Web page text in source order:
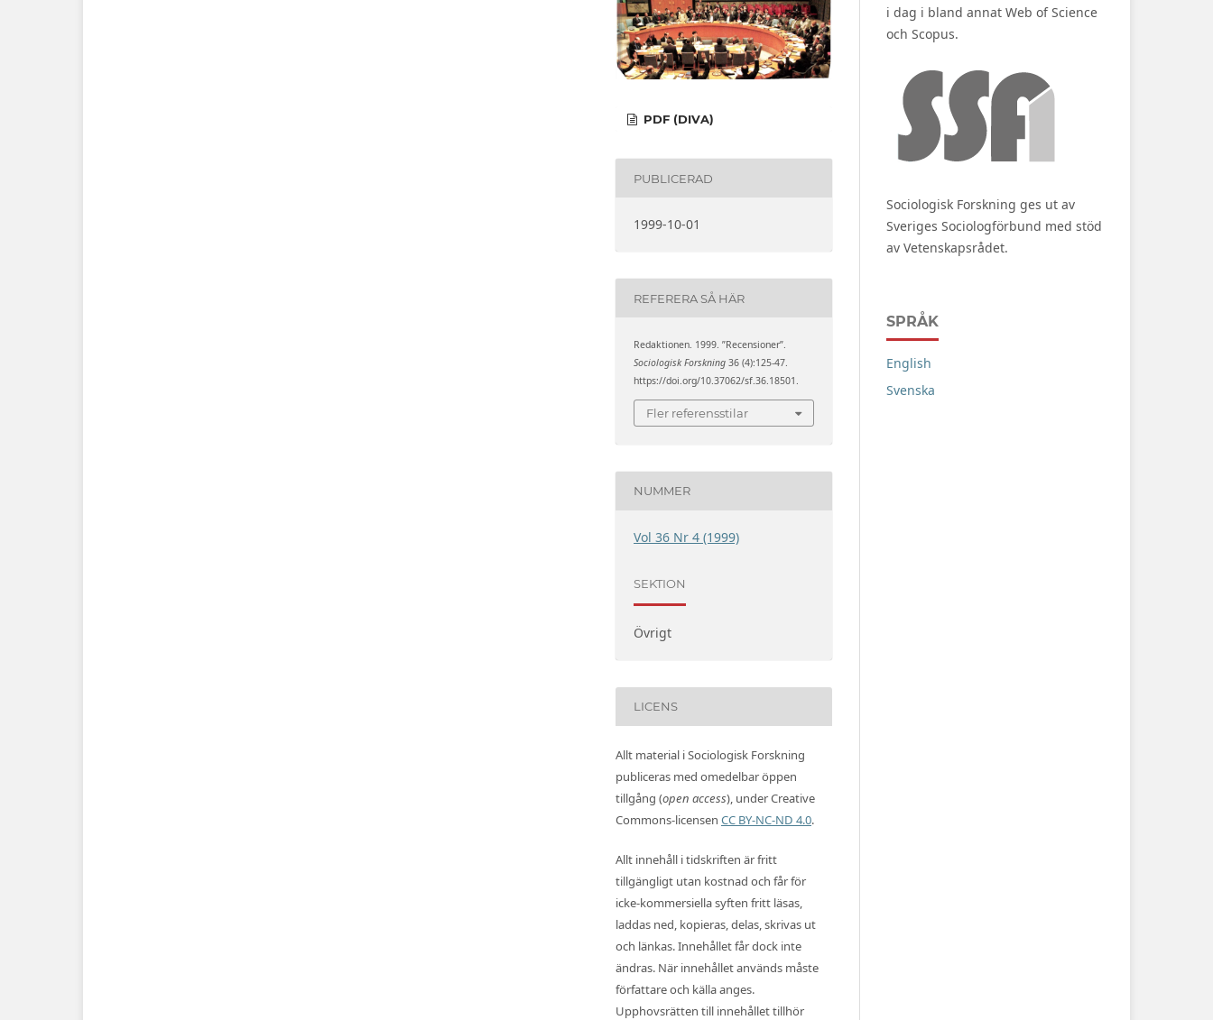
PDF (DIVA)
PUBLICERAD
1999-10-01
REFERERA SÅ HÄR
Redaktionen. 1999. ”Recensioner”.
Sociologisk Forskning 36 (4):125-47.
https://doi.org/10.37062/sf.36.18501.
Fler referensstilar
NUMMER
Vol 36 Nr 4 (1999)
SEKTION
Övrigt
LICENS
Allt material i Sociologisk Forskning
publiceras med omedelbar öppen
tillgång (open access), under Creative
Commons-licensen CC BY-NC-ND 4.0.
Allt innehåll i tidskriften är fritt
tillgängligt utan kostnad och får för
icke-kommersiella syften fritt läsas,
laddas ned, kopieras, delas, skrivas ut
och länkas. Innehållet får dock inte
ändras. När innehållet används måste
författare och källa anges.
Upphovsrätten till innehållet tillhör
i dag i bland annat Web of Science
och Scopus.
Sociologisk Forskning ges ut av
Sveriges Sociologförbund med stöd
av Vetenskapsrådet.
SPRÅK
English
Svenska